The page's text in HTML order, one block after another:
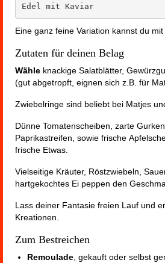
Edel mit Kaviar
Eine ganz feine Variation kannst du mit
Zutaten für deinen Belag
Wähle knackige Salatblätter,
(gut abgetropft, eignen sich z.B. für
Zwiebelringe sind beliebt bei Matjes
Dünne Tomatenscheiben, zarte
Paprikastreifen, sowie frische
frische Etwas.
Vielseitige Kräuter, Röstzwiebeln,
hartgekochtes Ei peppen den
Lass deiner Fantasie freien Lauf und
Kreationen.
Zum Bestreichen
Remoulade , gekauft oder selbst